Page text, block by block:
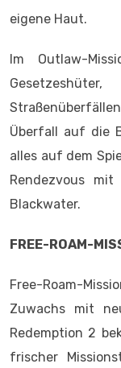
eigene Haut.
Im Outlaw-
Überfall auf die
alles auf dem
Rendezvous
Blackwater.
FREE-ROAM-
Free-Roam-
Zuwachs mit
Redemption 2
frischer